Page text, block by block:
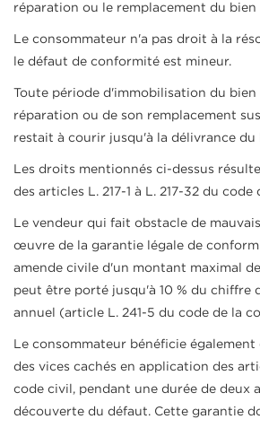
réparation ou le remplacement du bien
Le consommateur n'a pas droit à la
le défaut de conformité est mineur.
Toute période d'immobilisation du bien
réparation ou de son remplacement
restait à courir jusqu'à la délivrance du
Les droits mentionnés ci-dessus
des articles L. 217-1 à L. 217-32 du
Le vendeur qui fait obstacle de
œuvre de la garantie légale de
amende civile d'un montant maximal
peut être porté jusqu'à 10 % du chiffre
annuel (article L. 241-5 du code de la
Le consommateur bénéficie
des vices cachés en application des
code civil, pendant une durée de deux
découverte du défaut. Cette garantie